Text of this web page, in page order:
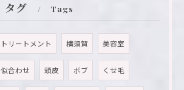
タグ Tags
トリートメント 横須賀 美容室
似合わせ 頭皮 ボブ くせ毛